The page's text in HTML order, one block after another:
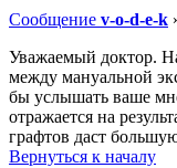
Сообщение v-o-d-e-k
Уважаемый доктор.
между мануальной
бы услышать ваше
отражается на
графтов даст
Вернуться к началу